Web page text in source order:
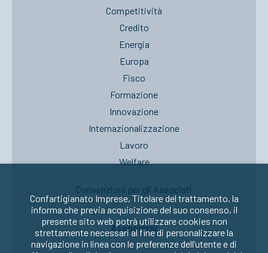
Competitività
Credito
Energia
Europa
Fisco
Formazione
Innovazione
Internazionalizzazione
Lavoro
Welfare
Convenzioni per gli Associati
Associarsi
Confartigianato Imprese, Titolare del trattamento, la
informa che previa acquisizione del suo consenso, il
presente sito web potrà utilizzare cookies non
strettamente necessari al fine di personalizzare la
navigazione in linea con le preferenze dell’utente e di